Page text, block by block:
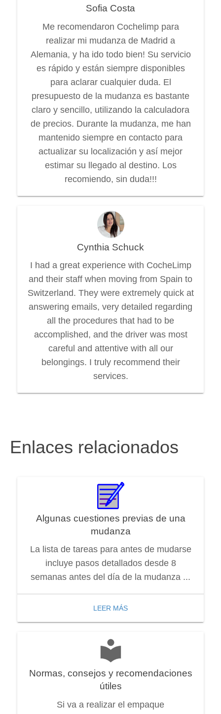
Sofia Costa
Me recomendaron Cochelimp para
realizar mi mudanza de Madrid a
Alemania, y ha ido todo bien! Su servicio
es rápido y están siempre disponibles
para aclarar cualquier duda. El
presupuesto de la mudanza es bastante
claro y sencillo, utilizando la calculadora
de precios. Durante la mudanza, me han
mantenido siempre en contacto para
actualizar su localización y así mejor
estimar su llegado al destino. Los
recomiendo, sin duda!!!
Cynthia Schuck
I had a great experience with CocheLimp
and their staff when moving from Spain to
Switzerland. They were extremely quick at
answering emails, very detailed regarding
all the procedures that had to be
accomplished, and the driver was most
careful and attentive with all our
belongings. I truly recommend their
services.
Enlaces relacionados
Algunas cuestiones previas de una
mudanza
La lista de tareas para antes de mudarse
incluye pasos detallados desde 8
semanas antes del día de la mudanza ...
LEER MÁS
Normas, consejos y recomendaciones
útiles
Si va a realizar el empaque